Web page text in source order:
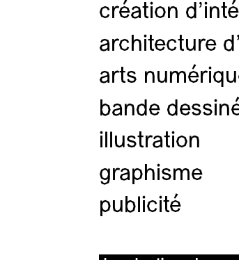
création
architecture
arts
bande
illustration
graphisme
publicité